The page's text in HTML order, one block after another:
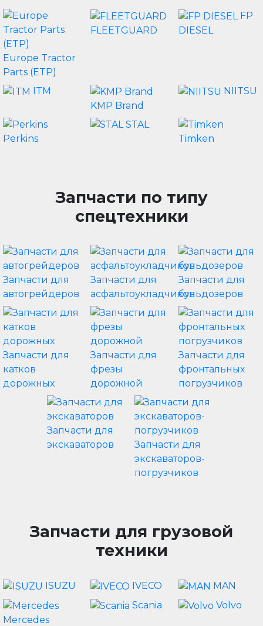
Europe Tractor
Parts (ETP)
FLEETGUARD
FP
DIESEL
ITM
KMP Brand
NIITSU
Perkins
STAL
Timken
Запчасти по типу
спецтехники
Запчасти для
автогрейдеров
Запчасти для
асфальтоукладчиков
Запчасти для
бульдозеров
Запчасти для
катков
дорожных
Запчасти для
фрезы
дорожной
Запчасти для
фронтальных
погрузчиков
Запчасти для
экскаваторов
Запчасти для
экскаваторов-
погрузчиков
Запчасти для грузовой
техники
ISUZU IVECO MAN
Mercedes
Scania Volvo